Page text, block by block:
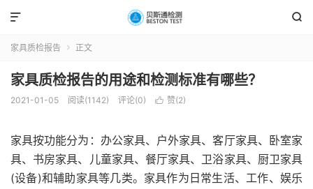


家具质检报告  正文
家具质检报告的用途和检测标准有哪些？
2021-01-05 阅读(1142) 评论(0)  赞(2)
家具按功能分为：办公家具、户外家具、客厅家具、卧室家
具、书房家具、儿童家具、餐厅家具、卫浴家具、厨卫家具
(设备)和辅助家具等几类。家具作为日常生活、工作、娱乐